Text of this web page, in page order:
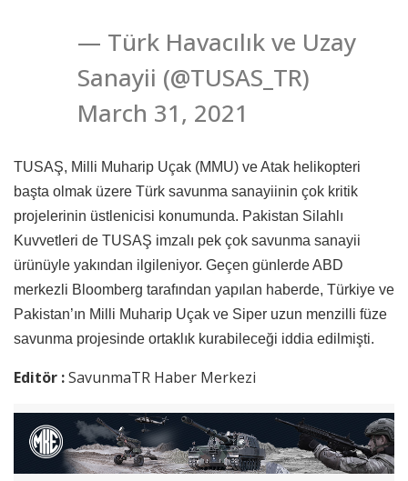
— Türk Havacılık ve Uzay
Sanayii (@TUSAS_TR)
March 31, 2021
TUSAŞ, Milli Muharip Uçak (MMU) ve Atak helikopteri
başta olmak üzere Türk savunma sanayiinin çok kritik
projelerinin üstlenicisi konumunda. Pakistan Silahlı
Kuvvetleri de TUSAŞ imzalı pek çok savunma sanayii
ürünüyle yakından ilgileniyor. Geçen günlerde ABD
merkezli Bloomberg tarafından yapılan haberde, Türkiye ve
Pakistan’ın Milli Muharip Uçak ve Siper uzun menzilli füze
savunma projesinde ortaklık kurabileceği iddia edilmişti.
Editör :SavunmaTR Haber Merkezi